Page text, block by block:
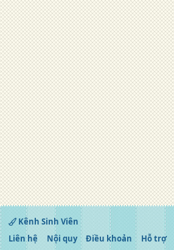
Kênh Sinh Viên
Liên hệ
Nội quy Điều khoản Hỗ trợ